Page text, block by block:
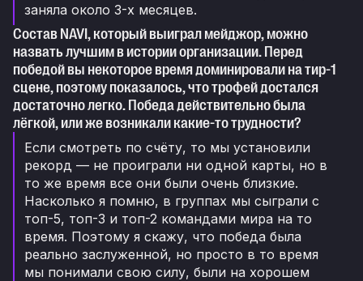
заняла около 3-х месяцев.
Состав NAVI, который выиграл мейджор, можно
назвать лучшим в истории организации. Перед
победой вы некоторое время доминировали на тир-1
сцене, поэтому показалось, что трофей достался
достаточно легко. Победа действительно была
лёгкой, или же возникали какие-то трудности?
Если смотреть по счёту, то мы установили
рекорд — не проиграли ни одной карты, но в
то же время все они были очень близкие.
Насколько я помню, в группах мы сыграли с
топ-5, топ-3 и топ-2 командами мира на то
время. Поэтому я скажу, что победа была
реально заслуженной, но просто в то время
мы понимали свою силу, были на хорошем